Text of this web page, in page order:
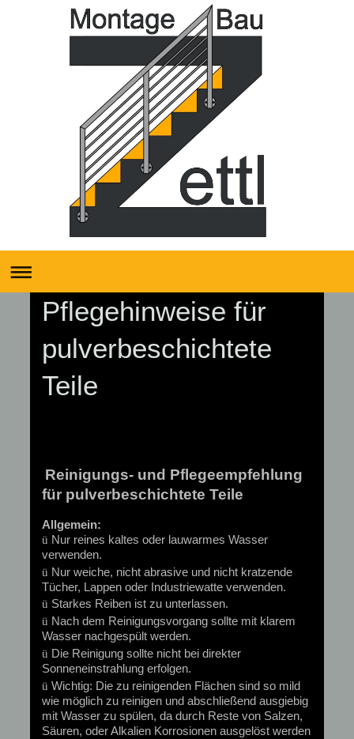
Pflegehinweise für
pulverbeschichtete
Teile
Reinigungs- und Pflegeempfehlung
für pulverbeschichtete Teile
Allgemein:
ü Nur reines kaltes oder lauwarmes Wasser
verwenden.
ü Nur weiche, nicht abrasive und nicht kratzende
Tücher, Lappen oder Industriewatte verwenden.
ü Starkes Reiben ist zu unterlassen.
ü Nach dem Reinigungsvorgang sollte mit klarem
Wasser nachgespült werden.
ü Die Reinigung sollte nicht bei direkter
Sonneneinstrahlung erfolgen.
ü Wichtig: Die zu reinigenden Flächen sind so mild
wie möglich zu reinigen und abschließend ausgiebig
mit Wasser zu spülen, da durch Reste von Salzen,
Säuren, oder Alkalien Korrosionen ausgelöst werden